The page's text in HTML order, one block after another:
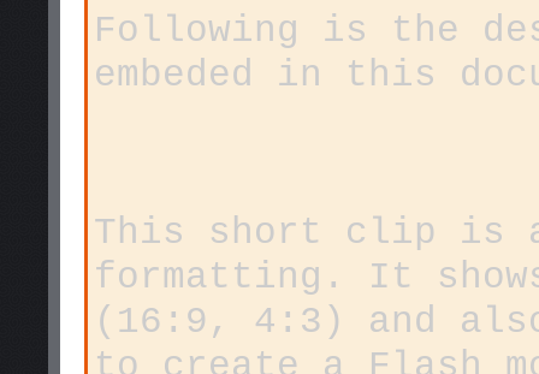
Following is the
embeded in this
This short clip is
formatting. It
(16:9, 4:3) and